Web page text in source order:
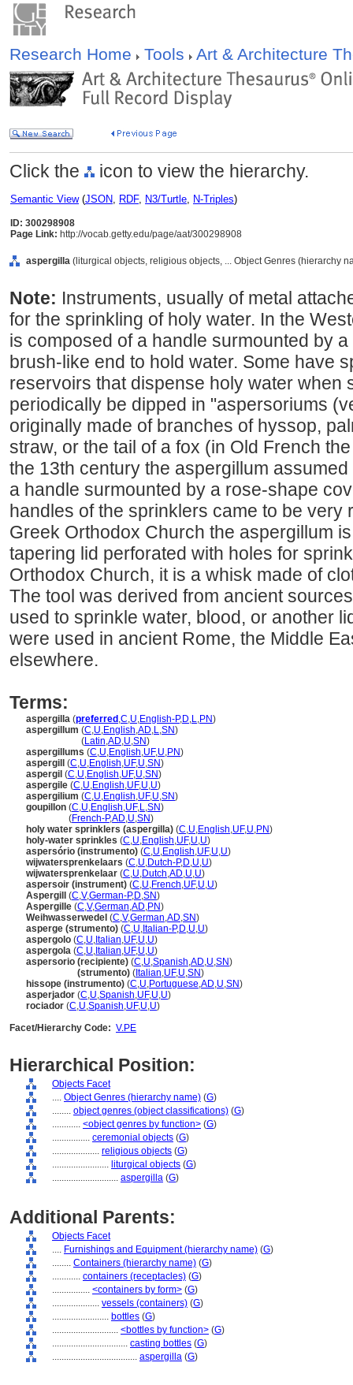
Research Home Tools Art & Architecture
Click the icon to view the hierarchy.
Semantic View(JSON, RDF, N3/Turtle, N-Triples)
ID: 300298908
Page Link: http://vocab.getty.edu/page/aat/300298908
aspergilla (liturgical objects, religious objects, ... Object Genres (hierarchy
Note: Instruments, usually of metal
for the sprinkling of holy water. In the
is composed of a handle surmounted by
brush-like end to hold water. Some have
reservoirs that dispense holy water when
periodically be dipped in "aspersoriums
originally made of branches of hyssop,
straw, or the tail of a fox (in Old French
the 13th century the aspergillum
a handle surmounted by a rose-shape
handles of the sprinklers came to be very
Greek Orthodox Church the aspergillum
tapering lid perforated with holes for
Orthodox Church, it is a whisk made of
The tool was derived from ancient
used to sprinkle water, blood, or another
were used in ancient Rome, the Middle
elsewhere.
Terms:
aspergilla (preferred ,C,U,English-P,D,L,PN)
aspergillum (C,U,English,AD,L,SN)
(Latin,AD,U,SN)
aspergillums (C,U,English,UF,U,PN)
aspergill
(C,U,English,UF,U,SN)
aspergil (C,U,English,UF,U,SN)
aspergile (C,U,English,UF,U,U)
aspergilium (C,U,English,UF,U,SN)
goupillon (C,U,English,UF,L,SN)
(French-P,AD,U,SN)
holy water sprinklers (aspergilla) (C,U,English,UF,U,PN)
holy-water sprinkles (C,U,English,UF,U,U)
aspersório (instrumento) (C,U,English,UF,U,U)
wijwatersprenkelaars (C,U,Dutch-P,D,U,U)
wijwatersprenkelaar (C,U,Dutch,AD,U,U)
aspersoir (instrument) (C,U,French,UF,U,U)
Aspergill
(C,V,German-P,D,SN)
Aspergille (C,V,German,AD,PN)
Weihwasserwedel (C,V,German,AD,SN)
asperge (strumento) (C,U, Italian-P,D,U,U)
aspergolo (C,U, Italian,UF,U,U)
aspergola (C,U, Italian,UF,U,U)
aspersorio (recipiente) (C,U,Spanish,AD,U,SN)
(strumento) ( Italian,UF,U,SN)
hissope (instrumento) (C,U,Portuguese,AD,U,SN)
asperjador (C,U,Spanish,UF,U,U)
rociador (C,U,Spanish,UF,U,U)
Facet/Hierarchy Code: V.PE
Hierarchical Position:
Objects Facet
.... Object Genres (hierarchy name) (G)
........ object genres (object classifications) (G)
............ <object genres by function> (G)
................ ceremonial objects (G)
.................... religious objects (G)
........................ liturgical objects (G)
............................ aspergilla (G)
Additional Parents:
Objects Facet
.... Furnishings and Equipment (hierarchy name) (G)
........ Containers (hierarchy name) (G)
............ containers (receptacles) (G)
................ <containers by form> (G)
.................... vessels (containers) (G)
........................ bottles (G)
............................ <bottles by function> (G)
................................ casting bottles (G)
.................................... aspergilla (G)